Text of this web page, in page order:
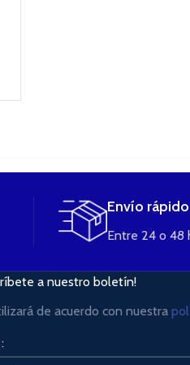
Envío rápido
Entre 24 o 48
a nuestro boletín!
de acuerdo con nuestra